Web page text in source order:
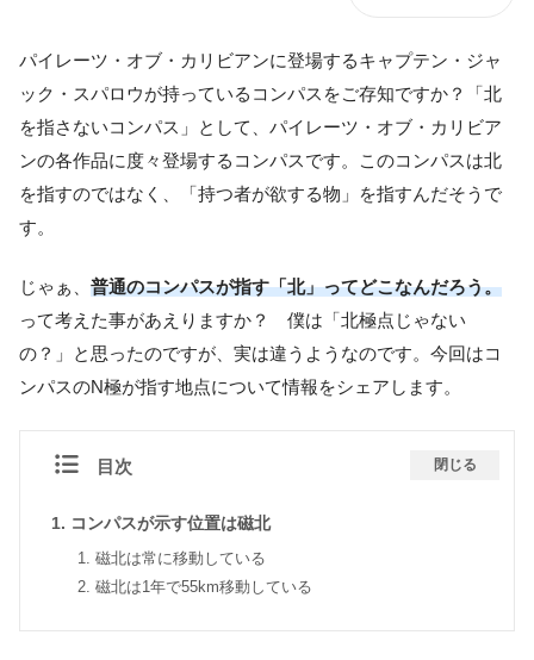
パイレーツ・オブ・カリビアンに登場するキャプテン・ジャ
ック・スパロウが持っているコンパスをご存知ですか？「北
を指さないコンパス」として、パイレーツ・オブ・カリビア
ンの各作品に度々登場するコンパスです。このコンパスは北
を指すのではなく、「持つ者が欲する物」を指すんだそうで
す。
じゃぁ、 普通のコンパスが指す「北」ってどこなんだろう。
って考えた事があえりますか？ 僕は「北極点じゃない
の？」と思ったのですが、実は違うようなのです。今回はコ
ンパスのN極が指す地点について情報をシェアします。
目次 閉じる
コンパスが示す位置は磁北
磁北は常に移動している
磁北は1年で55km移動している